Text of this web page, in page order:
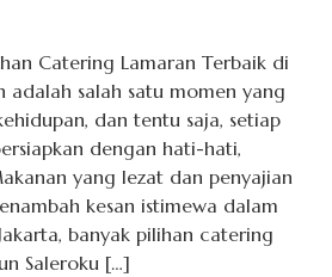
Catering Lamaran Terbaik di
adalah salah satu momen yang
dan tentu saja, setiap
dengan hati-hati,
yang lezat dan penyajian
kesan istimewa dalam
banyak pilihan catering
Saleroku […]